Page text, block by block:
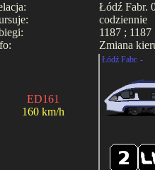
Łódź Fabr.
codziennie
1187 ; 1187
Zmiana
ED161
160 km/h
Łódź Fabr. -